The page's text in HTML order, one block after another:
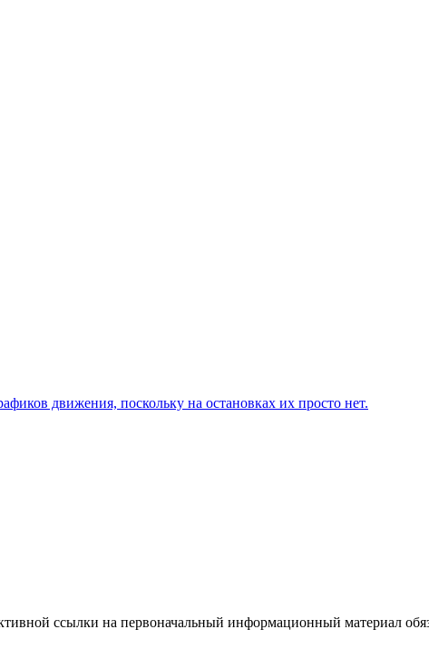
движения, поскольку на остановках их просто нет.
ссылки на первоначальный информационный материал